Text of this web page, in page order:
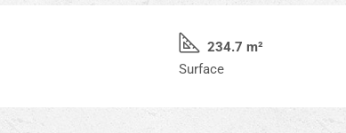
234.7 m²
Surface